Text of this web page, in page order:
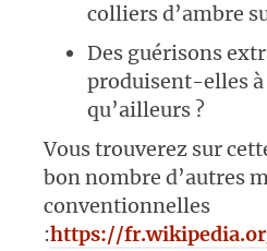
colliers d’ambre
Des guérisons
produisent-elles à
qu’ailleurs ?
Vous trouverez sur
bon nombre d’autres
conventionnelles
:https://